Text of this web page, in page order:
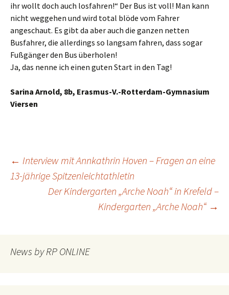
ihr wollt doch auch losfahren!“ Der Bus ist voll! Man kann
nicht weggehen und wird total blöde vom Fahrer
angeschaut. Es gibt da aber auch die ganzen netten
Busfahrer, die allerdings so langsam fahren, dass sogar
Fußgänger den Bus überholen!
Ja, das nenne ich einen guten Start in den Tag!
Sarina Arnold, 8b, Erasmus-V.-Rotterdam-Gymnasium
Viersen
Beitragsnavigation
← Interview mit Annkathrin Hoven – Fragen an eine
13-jährige Spitzenleichtathletin
Der Kindergarten „Arche Noah“ in Krefeld –
Kindergarten „Arche Noah“ →
News by RP ONLINE